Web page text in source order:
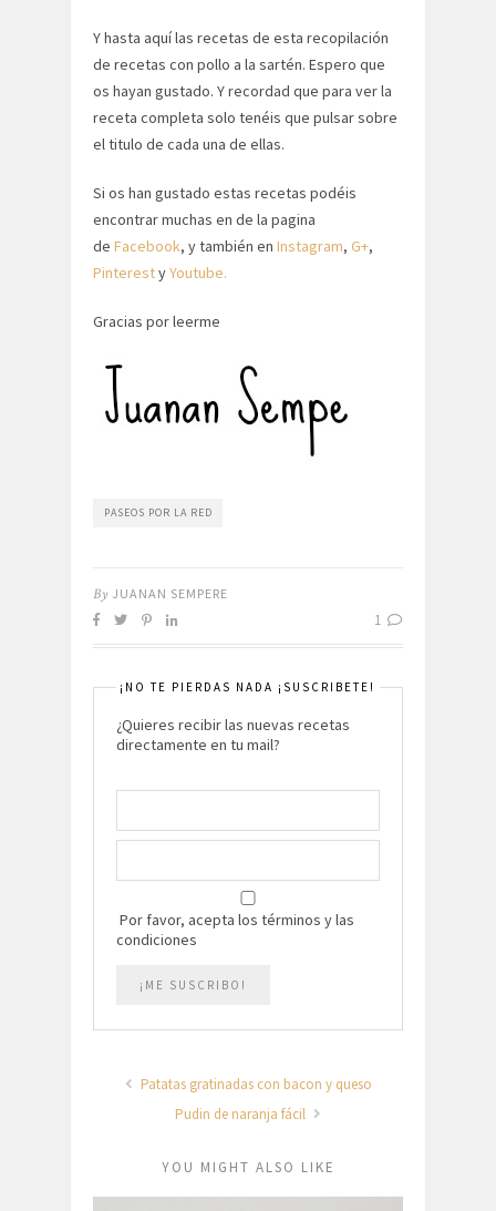
Y hasta aquí las recetas de esta recopilación
de recetas con pollo a la sartén. Espero que
os hayan gustado. Y recordad que para ver la
receta completa solo tenéis que pulsar sobre
el titulo de cada una de ellas.
Si os han gustado estas recetas podéis
encontrar muchas en de la pagina
de Facebook, y también en Instagram, G+,
PinterestyYoutube.
Gracias por leerme
PASEOS POR LA RED
By JUANAN SEMPERE
1
¡NO TE PIERDAS NADA ¡SUSCRIBETE!
¿Quieres recibir las nuevas recetas
directamente en tu mail?
Por favor, acepta los términos y las
condiciones
Patatas gratinadas con bacon y queso
Pudin de naranja fácil
YOU MIGHT ALSO LIKE